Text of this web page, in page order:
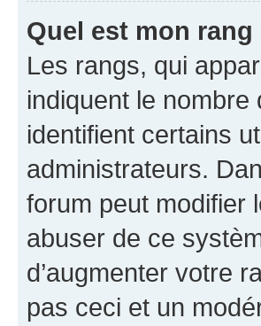
Quel est mon
Les rangs, qui
indiquent le
identifient certains
administrateurs.
forum peut modifier
abuser de ce
d’augmenter votre
pas ceci et un